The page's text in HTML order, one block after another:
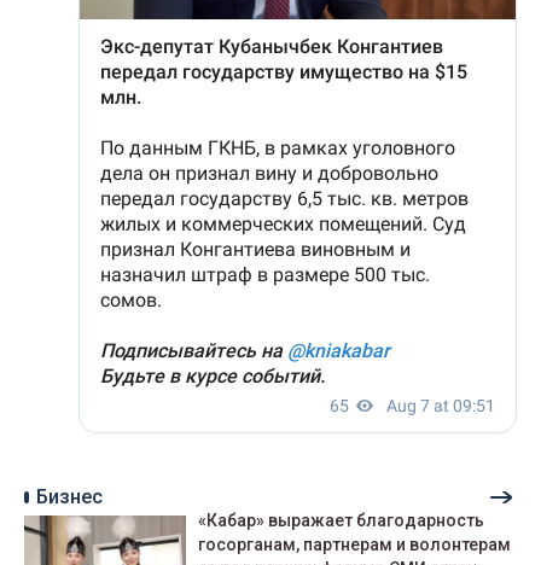
Бизнес
«Кабар» выражает благодарность
госорганам, партнерам и волонтерам